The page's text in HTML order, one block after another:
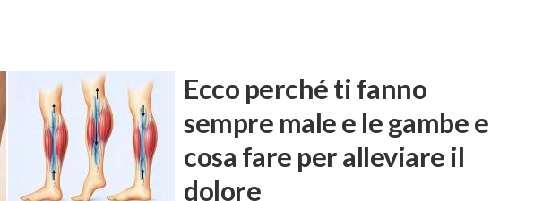
Ecco perché ti fanno
sempre male e le gambe e
cosa fare per alleviare il
dolore